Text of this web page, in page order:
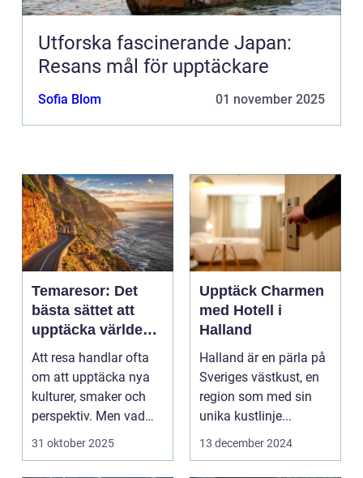
Utforska fascinerande Japan:
Resans mål för upptäckare
Sofia Blom 01 november 2025
Temaresor: Det
bästa sättet att
upptäcka världen
på
Att resa handlar ofta
om att upptäcka nya
kulturer, smaker och
perspektiv. Men vad
händer ...
31 oktober 2025
Upptäck Charmen
med Hotell i
Halland
Halland är en pärla på
Sveriges västkust, en
region som med sin
unika kustlinje...
13 december 2024